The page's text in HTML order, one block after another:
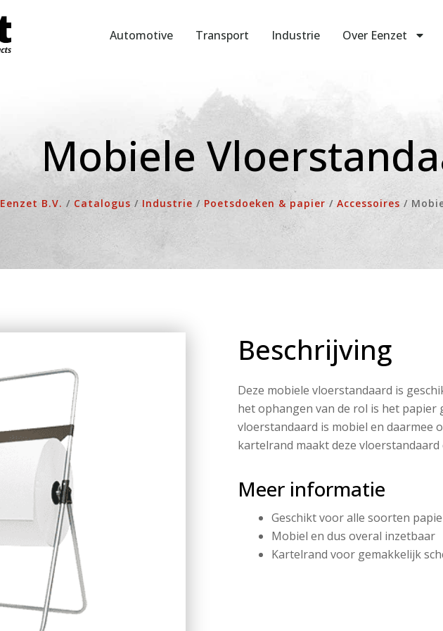
Automotive Transport Industrie Over Eenzet
Mobiele
Eenzet B.V. / Catalogus / Industrie / Poetsdoeken & papier / Accessoires /
Beschrijving
Deze mobiele vloerstandaard is
het ophangen van de rol is het papier
vloerstandaard is mobiel en daarmee
kartelrand maakt deze
Meer informatie
Geschikt voor alle soorten
Mobiel en dus overal inzetbaar
Kartelrand voor gemakkelijk